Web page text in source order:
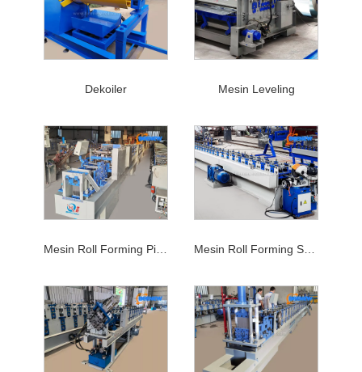
Dekoiler Mesin Leveling
Mesin Roll Forming Pipa